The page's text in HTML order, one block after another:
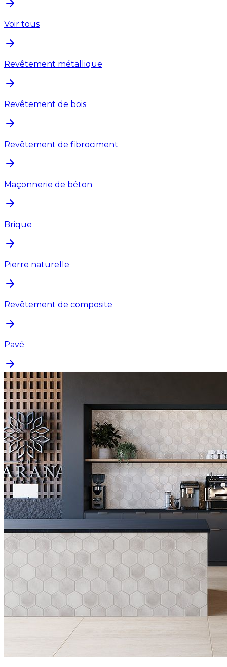
Voir tous
Revêtement métallique
Revêtement de bois
Revêtement de fibrociment
Maçonnerie de béton
Brique
Pierre naturelle
Revêtement de composite
Pavé